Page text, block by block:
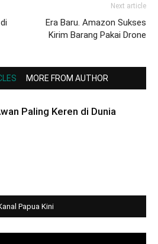
Next article
Era Baru. Amazon Sukses
Kirim Barang Pakai Drone
MORE FROM AUTHOR
Paling Keren di Dunia
Papua Kini